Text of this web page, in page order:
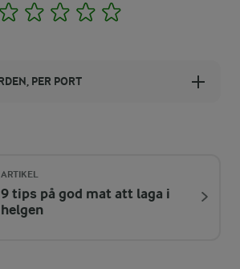
1 2 3 4
PER PORT
%
PER PORT
ARTIKEL
9 tips på god mat att laga i
helgen